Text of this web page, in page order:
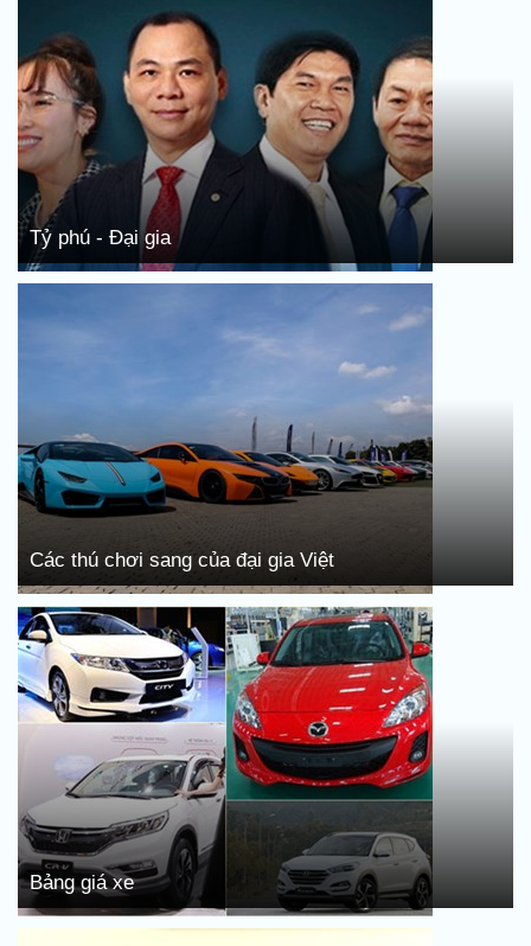
Tỷ phú - Đại gia
Các thú chơi sang của đại gia Việt
Bảng giá xe